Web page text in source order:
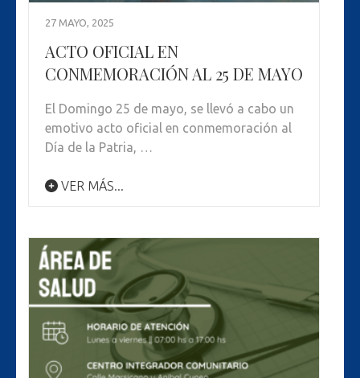
27 MAYO, 2025
ACTO OFICIAL EN
CONMEMORACIÓN AL 25 DE MAYO
El Domingo 25 de mayo, se llevó a cabo un
emotivo acto oficial en conmemoración al
Día de la Patria, …
VER MÁS...